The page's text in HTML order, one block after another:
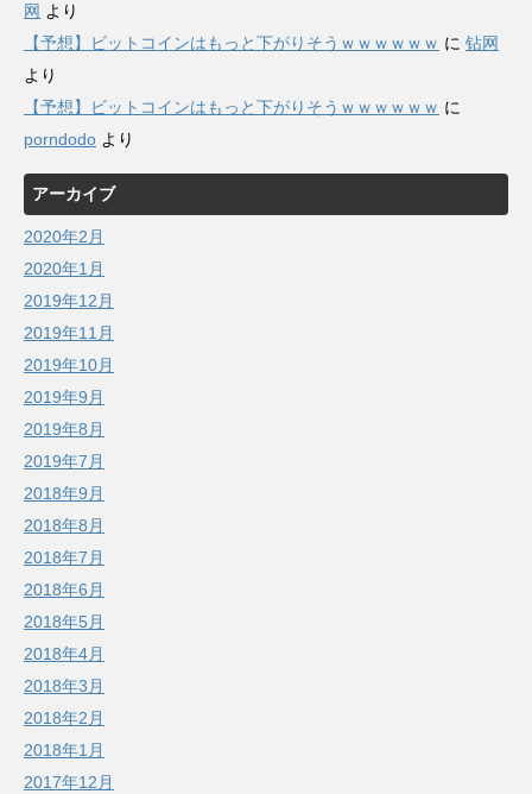
网 より
【予想】ビットコインはもっと下がりそうｗｗｗｗｗｗ に 钻网
より
【予想】ビットコインはもっと下がりそうｗｗｗｗｗｗ に
porndodo より
アーカイブ
2020年2月
2020年1月
2019年12月
2019年11月
2019年10月
2019年9月
2019年8月
2019年7月
2018年9月
2018年8月
2018年7月
2018年6月
2018年5月
2018年4月
2018年3月
2018年2月
2018年1月
2017年12月